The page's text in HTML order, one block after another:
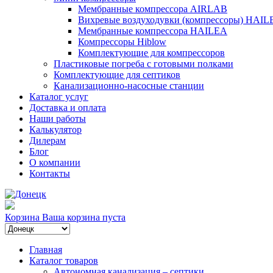
Мембранные компрессора AIRLAB
Вихревые воздуходувки (компрессоры)
Мембранные компрессора HAILEA
Компрессоры Hiblow
Комплектующие для компрессоров
Пластиковые погреба с готовыми полками
Комплектующие для септиков
Канализационно-насосные станции
Каталог услуг
Доставка и оплата
Наши работы
Калькулятор
Дилерам
Блог
О компании
Контакты
Корзина Ваша корзина пуста
Главная
Каталог товаров